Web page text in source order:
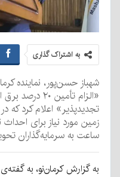
به اشتراک گذاری
شهباز حسن‌پور، نماینده
«الزام تأمین
تجدیدپذیر» اعلام کرد که
ساعت به سرمایه‌گذاران
به گزارش کرمان‌نو، به